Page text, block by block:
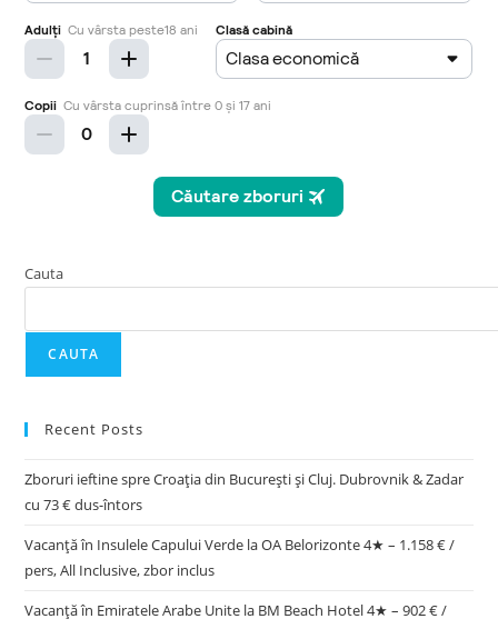
Cauta
CAUTA
Recent Posts
Zboruri ieftine spre Croația din București și Cluj. Dubrovnik & Zadar
cu 73 € dus-întors
Vacanță în Insulele Capului Verde la OA Belorizonte 4★ – 1.158 € /
pers, All Inclusive, zbor inclus
Vacanță în Emiratele Arabe Unite la BM Beach Hotel 4★ – 902 € /